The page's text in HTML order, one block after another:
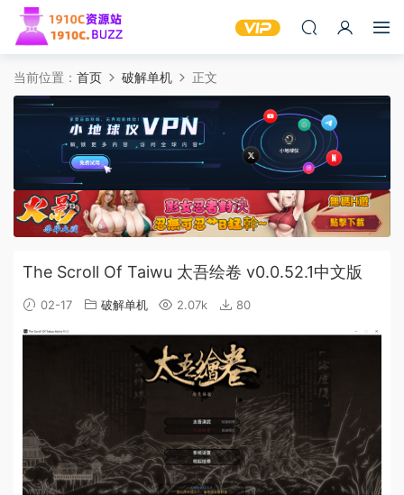
当前位置： 首页 破解单机 正文
The Scroll Of Taiwu 太吾绘卷 v0.0.52.1中文版
02-17 破解单机 2.07k 80